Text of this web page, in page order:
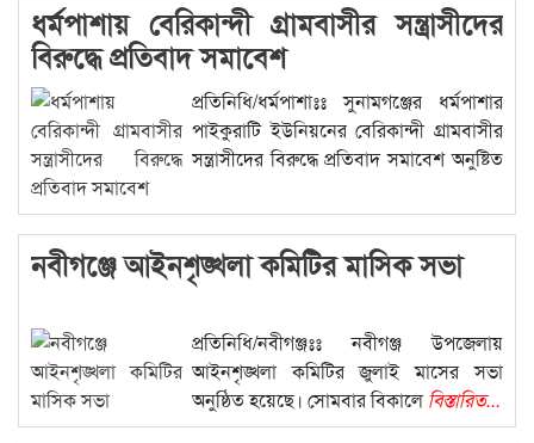
ধর্মপাশায় বেরিকান্দী গ্রামবাসীর সন্ত্রাসীদের
বিরুদ্ধে প্রতিবাদ সমাবেশ
প্রতিনিধি/ধর্মপাশাঃঃ সুনামগঞ্জের ধর্মপাশার
পাইকুরাটি ইউনিয়নের বেরিকান্দী গ্রামবাসীর
সন্ত্রাসীদের বিরুদ্ধে প্রতিবাদ সমাবেশ অনুষ্টিত
নবীগঞ্জে আইনশৃঙ্খলা কমিটির মাসিক সভা
প্রতিনিধি/নবীগঞ্জঃঃ নবীগঞ্জ উপজেলায়
আইনশৃঙ্খলা কমিটির জুলাই মাসের সভা
অনুষ্ঠিত হয়েছে। সোমবার বিকালেবিস্তারিত...